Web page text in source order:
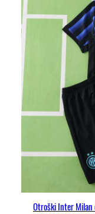
h
l
a
e
k
o
l
i
n
Otroški Inter Milan